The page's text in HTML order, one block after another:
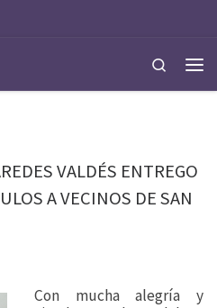
Search
VALDÉS ENTREGO
A VECINOS DE SAN
Con mucha alegría y